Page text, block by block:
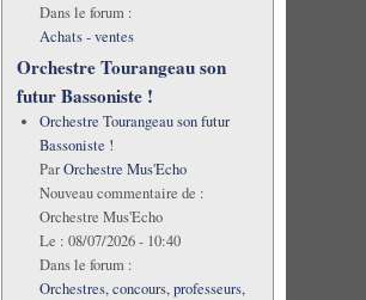
Dans le forum :
Achats - ventes
Orchestre Tourangeau son
futur Bassoniste !
Orchestre Tourangeau son futur
Bassoniste !
ParOrchestre Mus'Echo
Nouveau commentaire de :
Orchestre Mus'Echo
Le : 08/07/2026 - 10:40
Dans le forum :
Orchestres, concours, professeurs,